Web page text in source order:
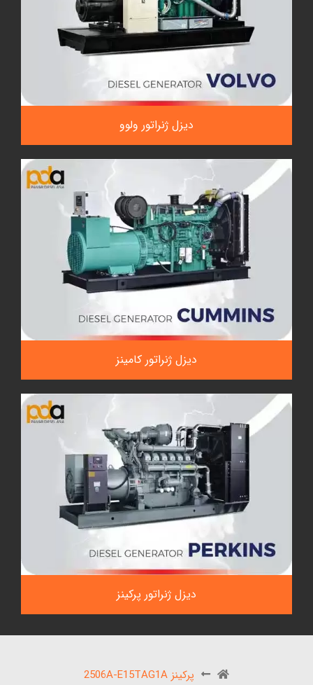
دیزل ژنراتور ولوو
دیزل ژنراتور کامینز
دیزل ژنراتور پرکینز
پرکینز 2506A-E15TAG1A